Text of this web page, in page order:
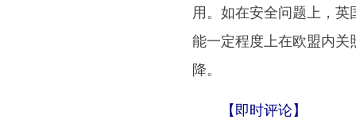
用。如在安全问题上，
能一定程度上在欧盟内
降。
【即时评论】